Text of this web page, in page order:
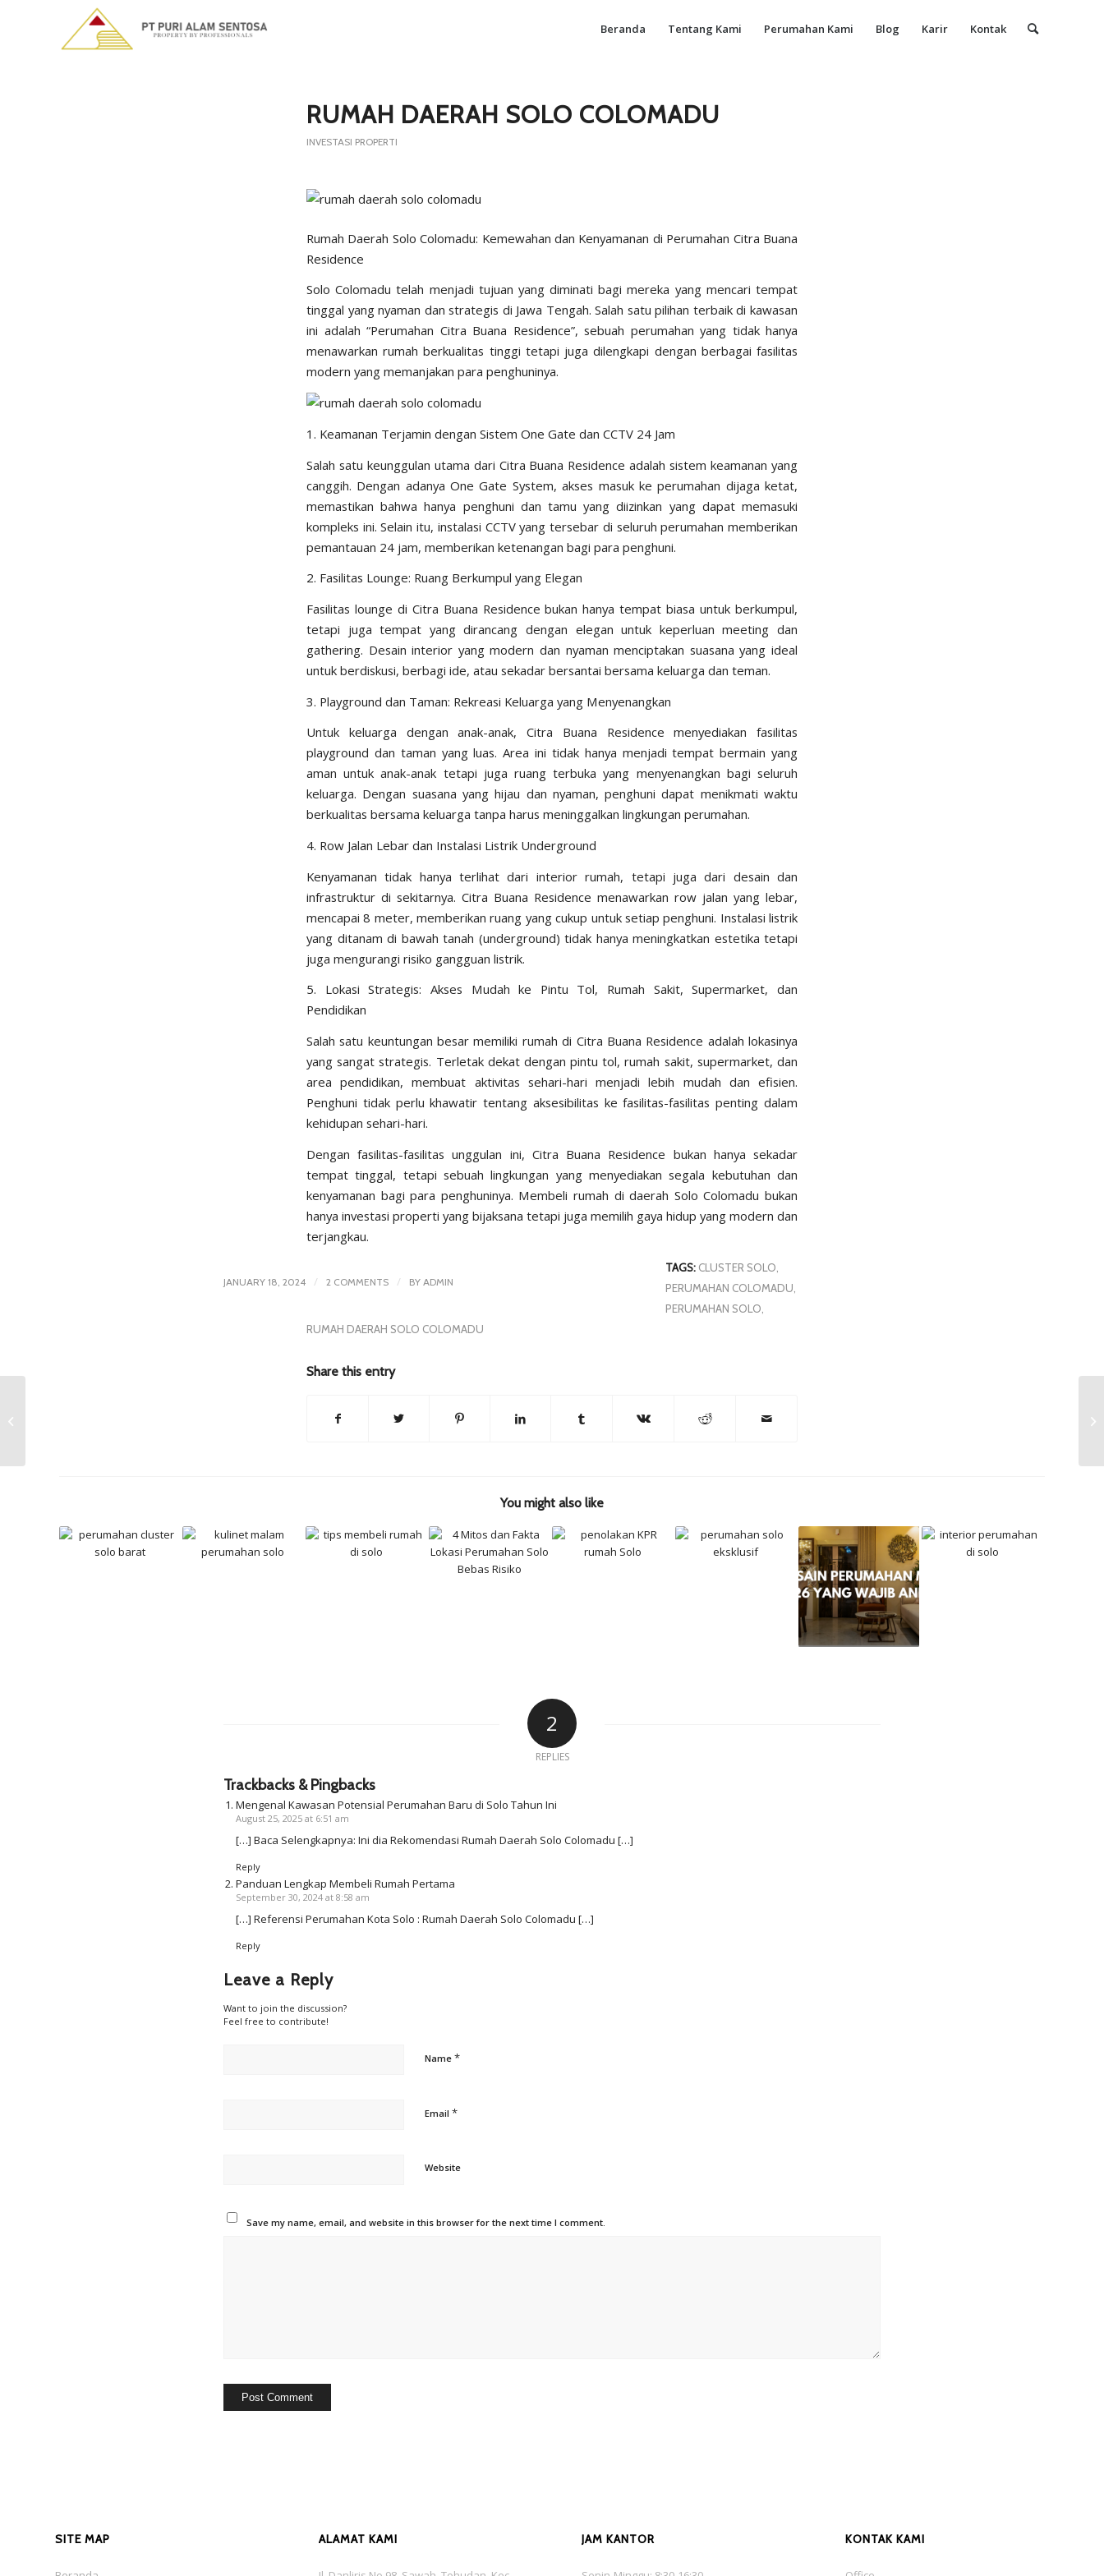
Beranda Tentang Kami Perumahan Kami Blog Karir Kontak
RUMAH DAERAH SOLO COLOMADU
INVESTASI PROPERTI
Rumah Daerah Solo Colomadu: Kemewahan dan Kenyamanan di Perumahan Citra Buana
Residence
SoloColomadu telah menjadi tujuan yang diminati bagi mereka yang mencari tempat
tinggal yang nyaman dan strategis di Jawa Tengah. Salah satu pilihan terbaik di kawasan
ini adalah “Perumahan Citra Buana Residence”, sebuah perumahan yang tidak hanya
menawarkan rumah berkualitas tinggi tetapi juga dilengkapi dengan berbagai fasilitas
modern yang memanjakan para penghuninya.
1. Keamanan Terjamin dengan Sistem One Gate dan CCTV 24 Jam
Salah satu keunggulan utama dari Citra Buana Residence adalah sistem keamanan yang
canggih. Dengan adanya One Gate System, akses masuk ke perumahan dijaga ketat,
memastikan bahwa hanya penghuni dan tamu yang diizinkan yang dapat memasuki
kompleks ini. Selain itu, instalasi CCTV yang tersebar di seluruh perumahan memberikan
pemantauan 24 jam, memberikan ketenangan bagi para penghuni.
2. Fasilitas Lounge: Ruang Berkumpul yang Elegan
Fasilitas lounge di Citra Buana Residence bukan hanya tempat biasa untuk berkumpul,
tetapi juga tempat yang dirancang dengan elegan untuk keperluan meeting dan
gathering. Desain interior yang modern dan nyaman menciptakan suasana yang ideal
untuk berdiskusi, berbagi ide, atau sekadar bersantai bersama keluarga dan teman.
3. Playground dan Taman: Rekreasi Keluarga yang Menyenangkan
Untuk keluarga dengan anak-anak, Citra Buana Residence menyediakan fasilitas
playground dan taman yang luas. Area ini tidak hanya menjadi tempat bermain yang
aman untuk anak-anak tetapi juga ruang terbuka yang menyenangkan bagi seluruh
keluarga. Dengan suasana yang hijau dan nyaman, penghuni dapat menikmati waktu
berkualitas bersama keluarga tanpa harus meninggalkan lingkungan perumahan.
4. Row Jalan Lebar dan Instalasi Listrik Underground
Kenyamanan tidak hanya terlihat dari interior rumah, tetapi juga dari desain dan
infrastruktur di sekitarnya. Citra Buana Residence menawarkan row jalan yang lebar,
mencapai 8 meter, memberikan ruang yang cukup untuk setiap penghuni. Instalasi listrik
yang ditanam di bawah tanah (underground) tidak hanya meningkatkan estetika tetapi
juga mengurangi risiko gangguan listrik.
5. Lokasi Strategis: Akses Mudah ke Pintu Tol, Rumah Sakit, Supermarket, dan
Pendidikan
Salah satu keuntungan besar memiliki rumah di Citra Buana Residence adalah lokasinya
yang sangat strategis. Terletak dekat dengan pintu tol, rumah sakit, supermarket, dan
area pendidikan, membuat aktivitas sehari-hari menjadi lebih mudah dan efisien.
Penghuni tidak perlu khawatir tentang aksesibilitas ke fasilitas-fasilitas penting dalam
kehidupan sehari-hari.
Dengan fasilitas-fasilitas unggulan ini, Citra Buana Residence bukan hanya sekadar
tempat tinggal, tetapi sebuah lingkungan yang menyediakan segala kebutuhan dan
kenyamanan bagi para penghuninya. Membeli rumah di daerah Solo Colomadu bukan
hanya investasi properti yang bijaksana tetapi juga memilih gaya hidup yang modern dan
terjangkau.
JANUARY 18, 2024 / 2 COMMENTS / BY ADMIN
TAGS: CLUSTER SOLO
PERUMAHAN COLOMADU
PERUMAHAN SOLO
RUMAH DAERAH SOLO COLOMADU
Share this entry
You might also like
2
REPLIES
Trackbacks & Pingbacks
Mengenal Kawasan Potensial Perumahan Baru di Solo Tahun Ini
August 25, 2025 at 6:51 am
[…] Baca Selengkapnya: Ini dia Rekomendasi Rumah Daerah Solo Colomadu […]
Reply
Panduan Lengkap Membeli Rumah Pertama
September 30, 2024 at 8:58 am
[…] Referensi Perumahan Kota Solo : Rumah Daerah Solo Colomadu […]
Reply
Leave a Reply
Want to join the discussion?
Feel free to contribute!
Name *
Email *
Website
Save my name, email, and website in this browser for the next time I comment.
SITE MAP ALAMAT KAMI JAM KANTOR KONTAK KAMI